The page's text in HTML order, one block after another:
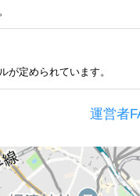
が定められています。
運営者